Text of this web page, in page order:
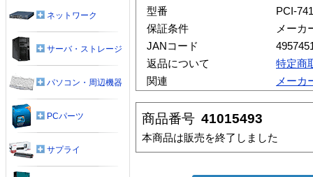
型番
PCI-
保証条件
メーカ
JANコード
返品について
特定商
関連
メーカ
商品番号 41015493
本商品は販売を終了しました
ネットワーク
サーバ・ストレージ
パソコン・周辺機器
PCパーツ
サプライ